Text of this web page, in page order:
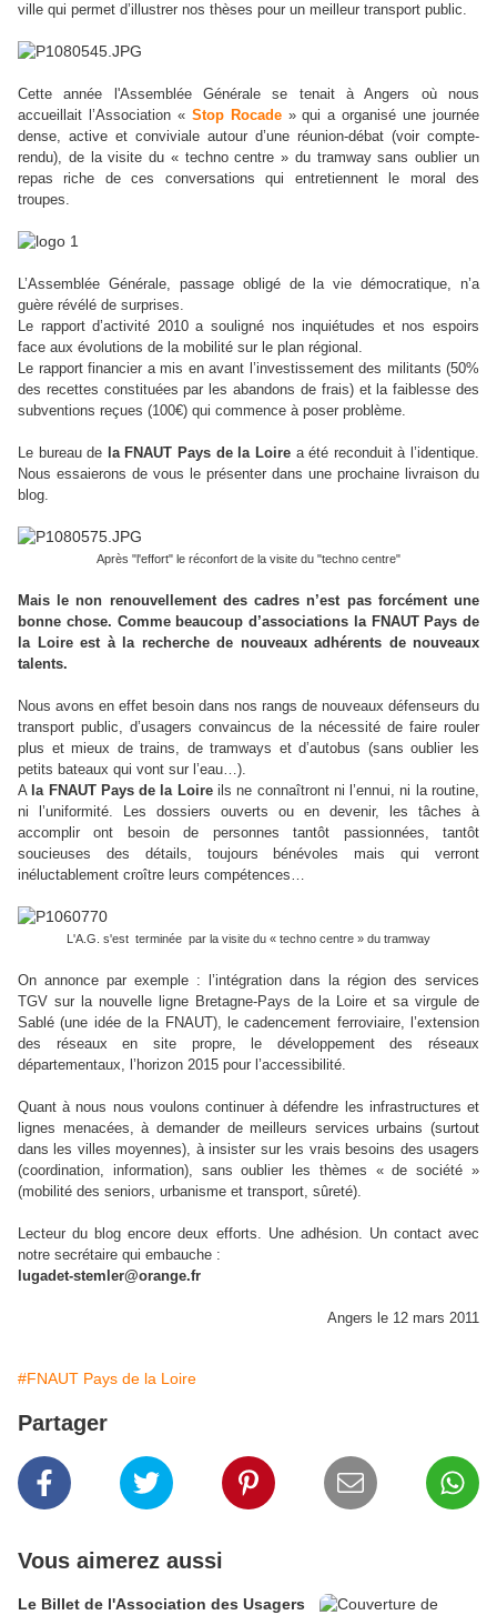
ville qui permet d’illustrer nos thèses pour un meilleur transport public.
Cette année l'Assemblée Générale se tenait à Angers où nous
accueillait l’Association « Stop Rocade» qui a organisé une journée
dense, active et conviviale autour d’une réunion-débat (voir compte-
rendu), de la visite du « techno centre » du tramway sans oublier un
repas riche de ces conversations qui entretiennent le moral des
troupes.
L’Assemblée Générale, passage obligé de la vie démocratique, n’a
guère révélé de surprises.
Le rapport d’activité 2010 a souligné nos inquiétudes et nos espoirs
face aux évolutions de la mobilité sur le plan régional.
Le rapport financier a mis en avant l’investissement des militants (50%
des recettes constituées par les abandons de frais) et la faiblesse des
subventions reçues (100€) qui commence à poser problème.
Le bureau de la FNAUT Pays de la Loirea été reconduit à l’identique.
Nous essaierons de vous le présenter dans une prochaine livraison du
blog.
Après "l'effort" le réconfort de la visite du "techno centre"
Mais le non renouvellement des cadres n’est pas forcément une
bonne chose. Comme beaucoup d’associations la FNAUT Pays de
la Loire est à la recherche de nouveaux adhérents de nouveaux
talents.
Nous avons en effet besoin dans nos rangs de nouveaux défenseurs du
transport public, d’usagers convaincus de la nécessité de faire rouler
plus et mieux de trains, de tramways et d’autobus (sans oublier les
petits bateaux qui vont sur l’eau…).
A la FNAUT Pays de la Loireils ne connaîtront ni l’ennui, ni la routine,
ni l’uniformité. Les dossiers ouverts ou en devenir, les tâches à
accomplir ont besoin de personnes tantôt passionnées, tantôt
soucieuses des détails, toujours bénévoles mais qui verront
inéluctablement croître leurs compétences…
L'A.G. s'est terminée par la visite du « techno centre » du tramway
On annonce par exemple : l’intégration dans la région des services
TGV sur la nouvelle ligne Bretagne-Pays de la Loire et sa virgule de
Sablé (une idée de la FNAUT), le cadencement ferroviaire, l’extension
des réseaux en site propre, le développement des réseaux
départementaux, l’horizon 2015 pour l’accessibilité.
Quant à nous nous voulons continuer à défendre les infrastructures et
lignes menacées, à demander de meilleurs services urbains (surtout
dans les villes moyennes), à insister sur les vrais besoins des usagers
(coordination, information), sans oublier les thèmes « de société »
(mobilité des seniors, urbanisme et transport, sûreté).
Lecteur du blog encore deux efforts. Une adhésion. Un contact avec
notre secrétaire qui embauche :
lugadet-stemler@orange.fr
Angers le 12 mars 2011
#FNAUT Pays de la Loire
Partager
Vous aimerez aussi
Le Billet de l'Association des Usagers